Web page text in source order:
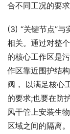
合不同工况的要
(3) “关键节点”与
相关。通过对整
的核心工作区是
作区靠近围护结
阀， 以满足核心
的要求;也要在防
风干管上安装生
区域之间的隔离